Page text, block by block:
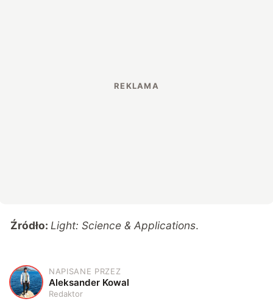
Źródło: Light: Science & Applications.
A
NAPISANE PRZEZ
Aleksander Kowal
Redaktor